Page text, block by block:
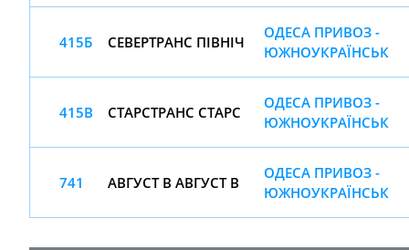
415Б СЕВЕРТРАНС ПІВНІЧ
ОДЕСА ПРИВОЗ -
ЮЖНОУКРАЇНСЬК
415В СТАРСТРАНС СТАРС
ОДЕСА ПРИВОЗ -
ЮЖНОУКРАЇНСЬК
741 АВГУСТ В АВГУСТ В
ОДЕСА ПРИВОЗ -
ЮЖНОУКРАЇНСЬК